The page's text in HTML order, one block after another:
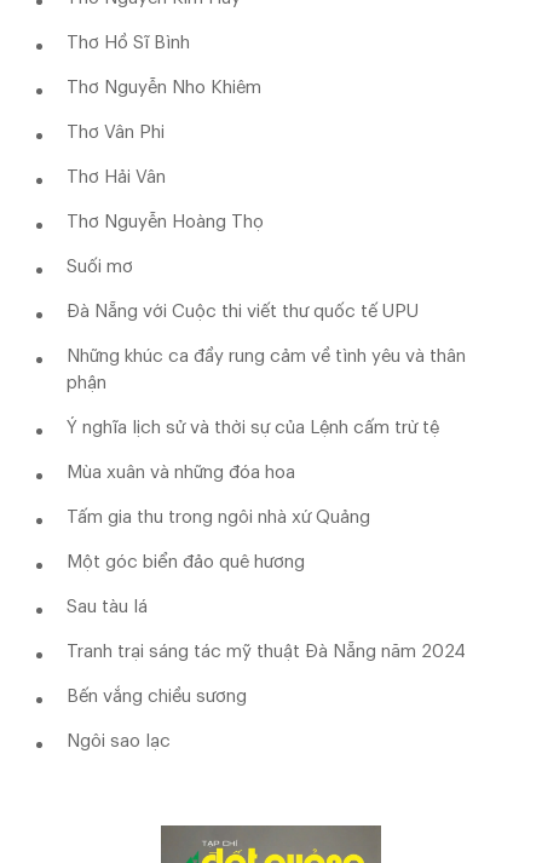
Thơ Hồ Sĩ Bình
Thơ Nguyễn Nho Khiêm
Thơ Vân Phi
Thơ Hải Vân
Thơ Nguyễn Hoàng Thọ
Suối mơ
Đà Nẵng với Cuộc thi viết thư quốc tế UPU
Những khúc ca đầy rung cảm về tình yêu và thân
phận
Ý nghĩa lịch sử và thời sự của Lệnh cấm trừ tệ
Mùa xuân và những đóa hoa
Tấm gia thu trong ngôi nhà xứ Quảng
Một góc biển đảo quê hương
Sau tàu lá
Tranh trại sáng tác mỹ thuật Đà Nẵng năm 2024
Bến vắng chiều sương
Ngôi sao lạc